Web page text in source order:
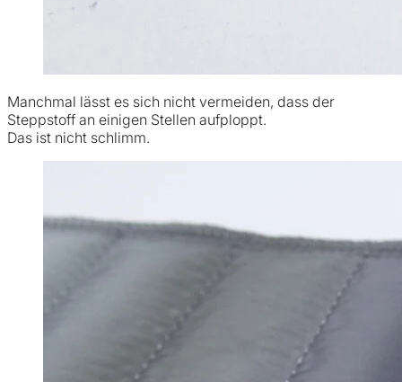
Manchmal lässt es sich nicht vermeiden, dass der
Steppstoff an einigen Stellen aufploppt.
Das ist nicht schlimm.